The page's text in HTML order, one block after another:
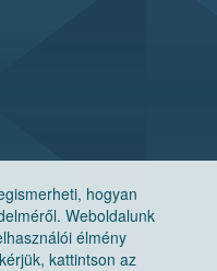
hogyan
Weboldalunk
élmény
kattintson az